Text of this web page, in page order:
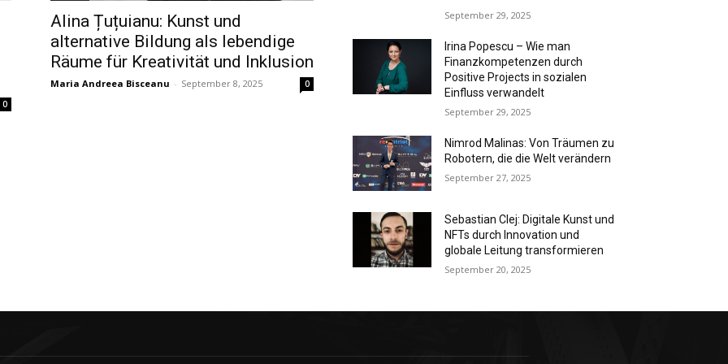
0
Alina Țuțuianu: Kunst und
alternative Bildung als lebendige
Räume für Kreativität und Inklusion
Maria Andreea Bisceanu - September 8, 2025 0
September 29, 2025
Irina Popescu – Wie man
Finanzkompetenzen durch
Positive Projects in sozialen
Einfluss verwandelt
September 29, 2025
Nimrod Malinas: Von Träumen zu
Robotern, die die Welt verändern
September 27, 2025
Sebastian Clej: Digitale Kunst und
NFTs durch Innovation und
globale Leitung transformieren
September 20, 2025